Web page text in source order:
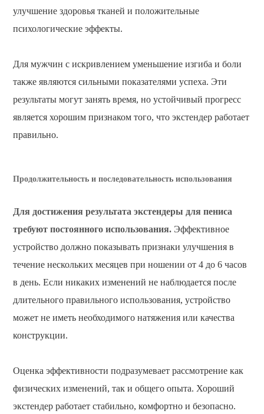
улучшение здоровья тканей и положительные
психологические эффекты.
Для мужчин с искривлением уменьшение изгиба и боли
также являются сильными показателями успеха. Эти
результаты могут занять время, но устойчивый прогресс
является хорошим признаком того, что экстендер работает
правильно.
Продолжительность и последовательность использования
Для достижения результата экстендеры для пениса
требуют постоянного использования. Эффективное
устройство должно показывать признаки улучшения в
течение нескольких месяцев при ношении от 4 до 6 часов
в день. Если никаких изменений не наблюдается после
длительного правильного использования, устройство
может не иметь необходимого натяжения или качества
конструкции.
Оценка эффективности подразумевает рассмотрение как
физических изменений, так и общего опыта. Хороший
экстендер работает стабильно, комфортно и безопасно.